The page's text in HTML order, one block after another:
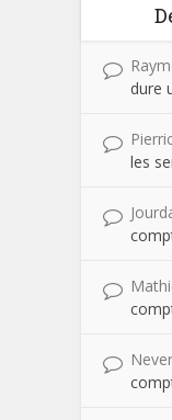
dure
les